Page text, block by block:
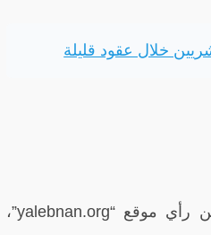
خلال عقود قليلة
الآراء والمعلومات الواردة في هذا المقال لا تعبر بالضرورة عن رأي موقع “yalebnan.org”،